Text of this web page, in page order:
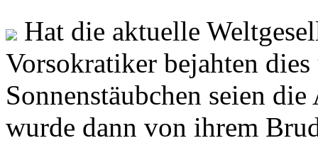
Hat die aktuelle
Vorsokratiker bejahten
Sonnenstäubchen seien
wurde dann von ihrem